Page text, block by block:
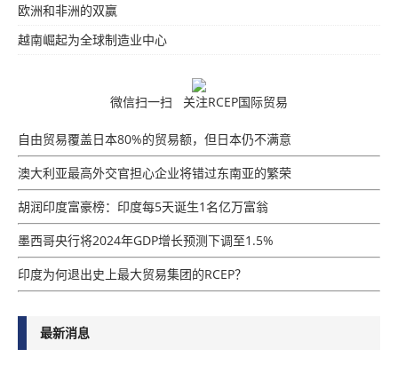
欧洲和非洲的双赢
越南崛起为全球制造业中心
微信扫一扫 关注RCEP国际贸易
自由贸易覆盖日本80%的贸易额，但日本仍不满意
澳大利亚最高外交官担心企业将错过东南亚的繁荣
胡润印度富豪榜：印度每5天诞生1名亿万富翁
墨西哥央行将2024年GDP增​​长预测下调至1.5%
印度为何退出史上最大贸易集团的RCEP？
最新消息